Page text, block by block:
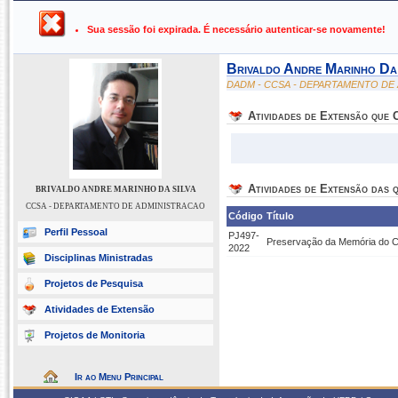
UFPB ›
Sua sessão foi expirada. É necessário autenticar-se novamente!
BRIVALDO ANDRE MARINHO DA SILVA
CCSA - DEPARTAMENTO DE ADMINISTRACAO
Perfil Pessoal
Disciplinas Ministradas
Projetos de Pesquisa
Atividades de Extensão
Projetos de Monitoria
Ir ao Menu Principal
Brivaldo Andre Marinho
DADM - CCSA - DEPARTAMENTO
Atividades de Extensão que
Atividades de Extensão das
Código Título
PJ497-
2022
Preservação da Memória do